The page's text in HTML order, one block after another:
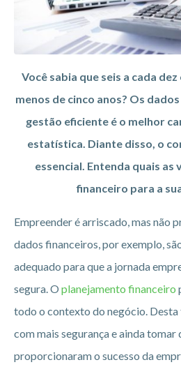
Você sabia que seis a cada
menos de cinco anos? Os
gestão eficiente é o melhor
estatística. Diante disso, o
essencial. Entenda quais as
financeiro para a
Empreender é arriscado, mas não
dados financeiros, por exemplo,
adequado para que a jornada
segura. O planejamento financeiro
todo o contexto do negócio.
com mais segurança e ainda tomar
proporcionaram o sucesso da